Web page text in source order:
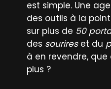
est simple. Une
des outils à la
sur plus de 50
des sourireset du
à en revendre,
plus ?